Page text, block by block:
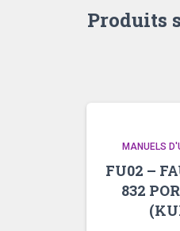
Produits
MANUELS
FU02 –
832